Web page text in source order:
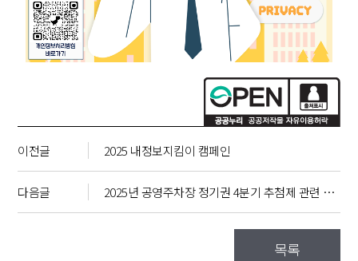
이전글 2025 내정보지킴이 캠페인
다음글 2025년 공영주차장 정기권 4분기 추첨제 관련 추첨 영상 공개
목록